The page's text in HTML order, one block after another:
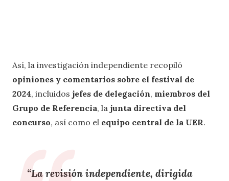
Así, la investigación independiente recopiló
opiniones y comentarios sobre el festival de
2024, incluidos jefes de delegación, miembros del
Grupo de Referencia, la junta directiva del
concurso, así como el equipo central de la UER.
“La revisión independiente, dirigida